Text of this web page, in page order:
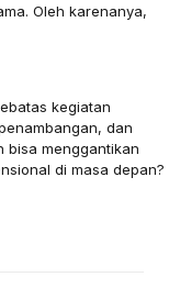
Oleh karenanya,
kegiatan
dan
bisa menggantikan
di masa depan?